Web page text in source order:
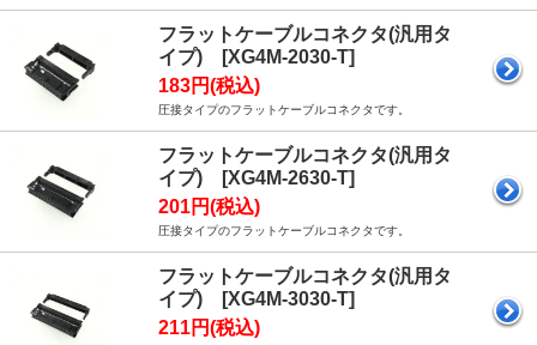
フラットケーブルコネクタ(汎用タ
イプ) [XG4M-2030-T]
183円(税込)
圧接タイプのフラットケーブルコネクタです。
フラットケーブルコネクタ(汎用タ
イプ) [XG4M-2630-T]
201円(税込)
圧接タイプのフラットケーブルコネクタです。
フラットケーブルコネクタ(汎用タ
イプ) [XG4M-3030-T]
211円(税込)